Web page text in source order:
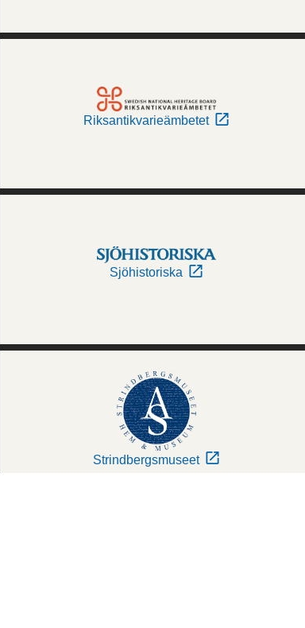
Riksantikvarieämbetet
Sjöhistoriska
Strindbergsmuseet